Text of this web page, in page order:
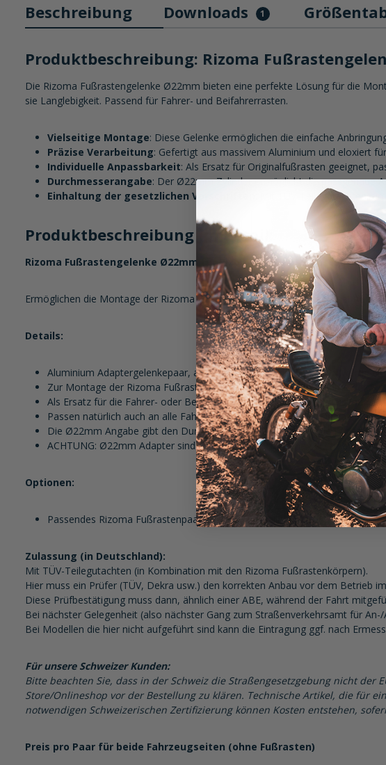
Beschreibung Downloads 1
Produktbeschreibung: Rizoma
Die Rizoma Fußrastengelenke Ø22mm bieten eine perfekte Lösung für die
sie Langlebigkeit. Passend für Fahrer- und Beifahrerrasten.
Vielseitige Montage: Diese Gelenke ermöglichen die einfache
Präzise Verarbeitung: Gefertigt aus massivem Aluminium und eloxiert
Individuelle Anpassbarkeit: Als Ersatz für Originalfußrasten geeignet,
Durchmesserangabe: Der Ø22mm Zylinder ermöglicht die passgenaue
Einhaltung der gesetzlichen Vorschriften
: Mit TÜV-Teilegutachten,
Produktbeschreibung im Detail:
Rizoma Fußrastengelenke Ø22mm für Rizoma Austauschrasten
Ermöglichen die Montage der Rizoma Fußrasten Ø22mm in den Original-
Details:
Aluminium Adaptergelenkepaar, aus dem Vollen gefräst und hochwertig
Zur Montage der Rizoma Fußrastenkörper in der Originalaufnahme der
Als Ersatz für die Fahrer- oder Beifahrerrasten - siehe
Passen natürlich auch an alle Fahrzeuge welche die gleichen
Die Ø22mm Angabe gibt den Durchmesser des Zylinders an den
ACHTUNG: Ø22mm Adapter sind nur für die verschiedenen Ø22mm
Optionen:
Passendes Rizoma Fußrastenpaar Ø22mm (Bestellnummer 60380604000
Zulassung (in Deutschland):
Mit TÜV-Teilegutachten (in Kombination mit den Rizoma Fußrastenkörpern).
Hier muss ein Prüfer (TÜV, Dekra usw.) den korrekten Anbau vor dem Betrieb
Diese Prüfbestätigung muss dann, ähnlich einer ABE, während der Fahrt
Bei nächster Gelegenheit (also nächster Gang zum Straßenverkehrsamt für
Bei Modellen die hier nicht aufgeführt sind kann die Eintragung ggf. nach
Für unsere Schweizer Kunden:
Bitte beachten Sie, dass in der Schweiz die Straßengesetzgebung nicht
Store/Onlineshop vor der Bestellung zu klären. Technische Artikel, die für
notwendigen Schweizerischen Zertifizierung können Kosten entstehen,
Preis pro Paar für beide Fahrzeugseiten (ohne Fußrasten)